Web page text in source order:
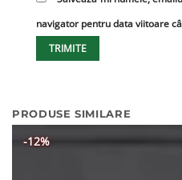
navigator pentru data viitoare
PRODUSE SIMILARE
-12%